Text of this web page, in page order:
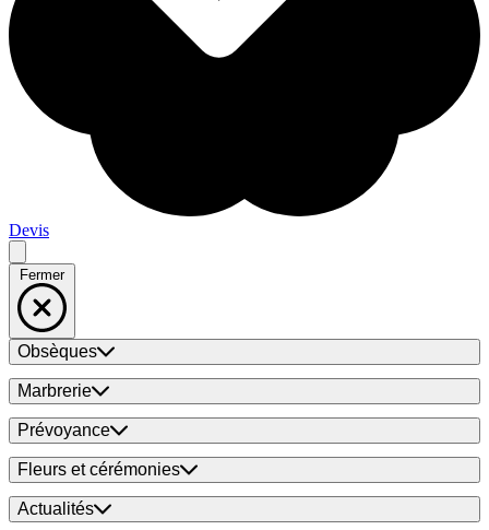
Devis
Fermer
Obsèques
Marbrerie
Prévoyance
Fleurs et cérémonies
Actualités